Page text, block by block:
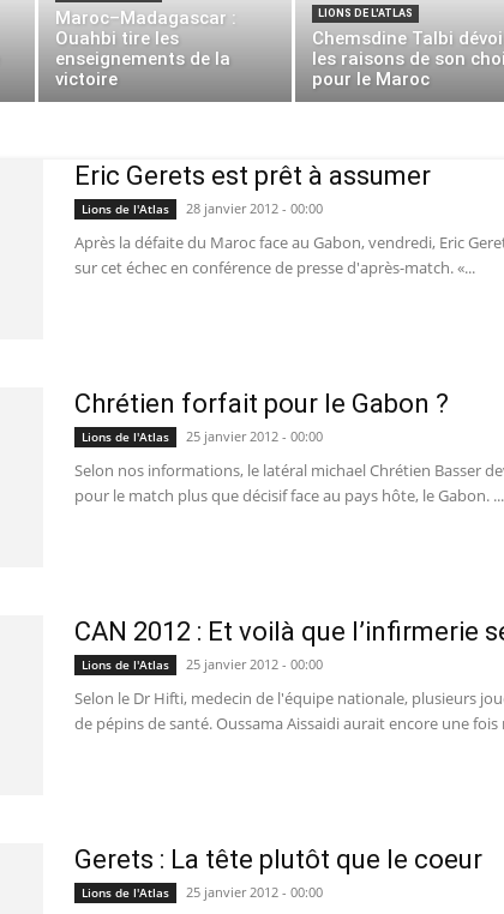
Maroc–Madagascar :
Ouahbi tire les
enseignements de la
victoire
LIONS DE L'ATLAS
Chemsdine Talbi
les raisons de son
pour le Maroc
Eric Gerets est prêt à assumer
Lions de l'Atlas 28 janvier 2012 - 00:00
Après la défaite du Maroc face au Gabon, vendredi, Eric
sur cet échec en conférence de presse d'après-match. «...
Chrétien forfait pour le Gabon ?
Lions de l'Atlas 25 janvier 2012 - 00:00
Selon nos informations, le latéral michael Chrétien Basser
pour le match plus que décisif face au pays hôte, le Gabon. ...
CAN 2012 : Et voilà que l’infirmerie
Lions de l'Atlas 25 janvier 2012 - 00:00
Selon le Dr Hifti, medecin de l'équipe nationale, plusieurs
de pépins de santé. Oussama Aissaidi aurait encore une fois
Gerets : La tête plutôt que le coeur
Lions de l'Atlas 25 janvier 2012 - 00:00